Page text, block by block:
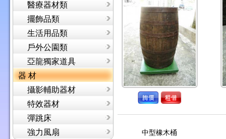
醫療器材類
擺飾品類
生活用品類
戶外公園類
亞龍獨家道具
器 材
攝影輔助器材
特效器材
彈跳床
強力風扇
中型橡木桶